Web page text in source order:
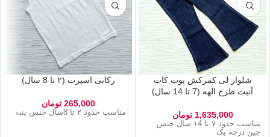
شلوار لی کمرکش بوت کات
آنیت طرح الهه (7 تا 14 سال)
1,635,000 تومان
مناسب حدود ۷ تا ۱4 سال جنس
جین درجه یک
رکابی اسپرت (۲ تا 8 سال)
265,000 تومان
مناسب حدود ۲ تا 8سال جنس پنبه